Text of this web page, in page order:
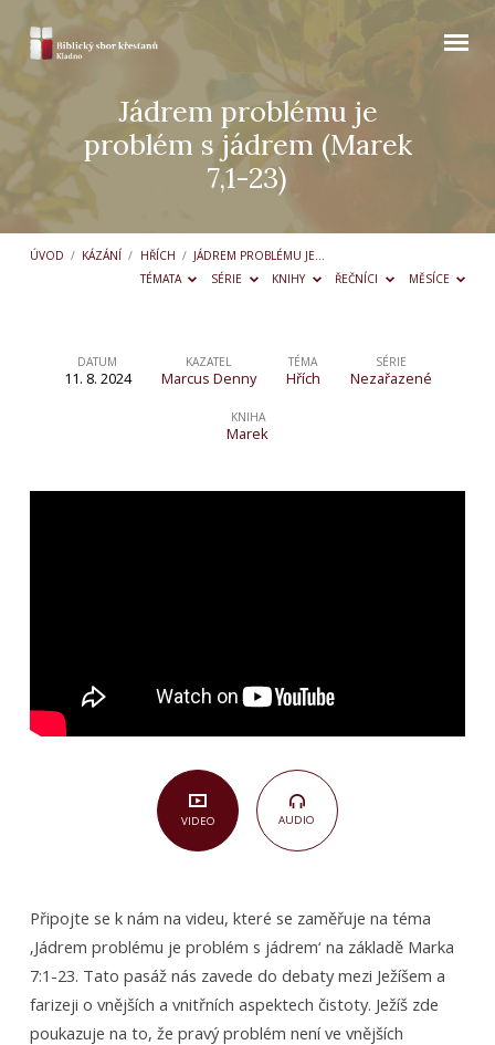
Jádrem problému je
problém s jádrem (Marek
7,1-23)
ÚVOD / KÁZÁNÍ / HŘÍCH / JÁDREM PROBLÉMU JE…
TÉMATA
SÉRIE KNIHY ŘEČNÍCI MĚSÍCE
Jádrem
problém
DATUM
11. 8. 2024
KAZATEL
Marcus Denny
TÉMA
Hřích
SÉRIE
Nezařazené
KNIHA
Marek
VIDEO AUDIO
Připojte se k nám na videu, které se zaměřuje na téma
‚Jádrem problému je problém s jádrem‘ na základě Marka
7:1-23. Tato pasáž nás zavede do debaty mezi Ježíšem a
farizeji o vnějších a vnitřních aspektech čistoty. Ježíš zde
poukazuje na to, že pravý problém není ve vnějších